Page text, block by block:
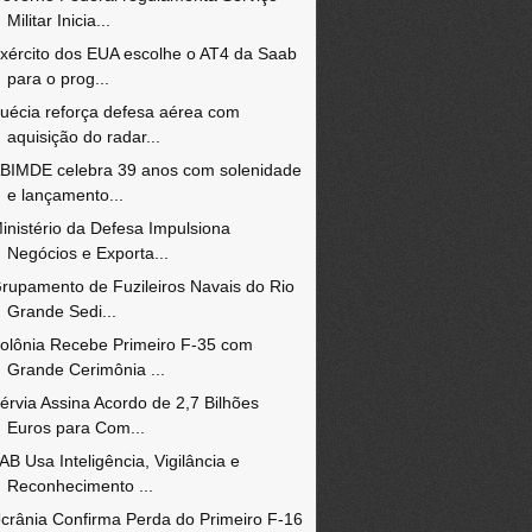
Militar Inicia...
dos EUA escolhe o AT4 da Saab
para o prog...
reforça defesa aérea com
aquisição do radar...
celebra 39 anos com solenidade
e lançamento...
da Defesa Impulsiona
Negócios e Exporta...
de Fuzileiros Navais do Rio
Grande Sedi...
Recebe Primeiro F-35 com
Grande Cerimônia ...
Assina Acordo de 2,7 Bilhões
Euros para Com...
Usa Inteligência, Vigilância e
Reconhecimento ...
Confirma Perda do Primeiro F-16